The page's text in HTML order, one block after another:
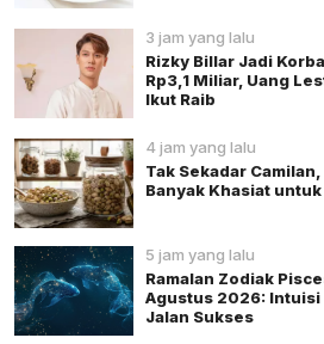
3 jam yang lalu
Rizky Billar Jadi
Rp3,1 Miliar, Uang
Ikut Raib
4 jam yang lalu
Tak Sekadar
Banyak Khasiat
5 jam yang lalu
Ramalan Zodiak
Agustus 2026: Intuisi
Jalan Sukses